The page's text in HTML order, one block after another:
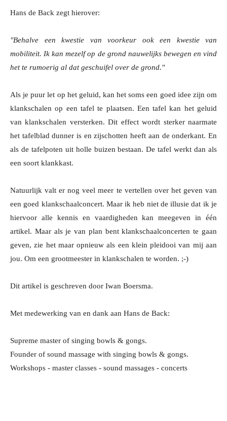
Hans de Back zegt hierover:
"Behalve een kwestie van voorkeur ook een kwestie van
mobiliteit. Ik kan mezelf op de grond nauwelijks bewegen en vind
het te rumoerig al dat geschuifel over de grond."
Als je puur let op het geluid, kan het soms een goed idee zijn om
klankschalen op een tafel te plaatsen. Een tafel kan het geluid
van klankschalen versterken. Dit effect wordt sterker naarmate
het tafelblad dunner is en zijschotten heeft aan de onderkant. En
als de tafelpoten uit holle buizen bestaan. De tafel werkt dan als
een soort klankkast.
Natuurlijk valt er nog veel meer te vertellen over het geven van
een goed klankschaalconcert. Maar ik heb niet de illusie dat ik je
hiervoor alle kennis en vaardigheden kan meegeven in één
artikel. Maar als je van plan bent klankschaalconcerten te gaan
geven, zie het maar opnieuw als een klein pleidooi van mij aan
jou. Om een grootmeester in klankschalen te worden. ;-)
Dit artikel is geschreven door Iwan Boersma.
Met medewerking van en dank aan Hans de Back:
Supreme master of singing bowls & gongs.
Founder of sound massage with singing bowls & gongs.
Workshops - master classes - sound massages - concerts